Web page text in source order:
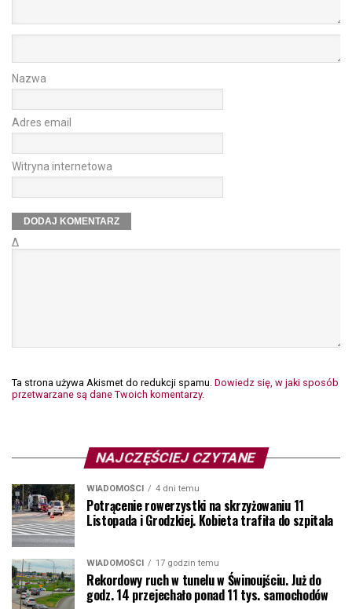
Nazwa
Adres email
Witryna internetowa
Δ
Ta strona używa Akismet do redukcji spamu. Dowiedz się, w jaki sposób
przetwarzane są dane Twoich komentarzy.
NAJCZĘŚCIEJ CZYTANE
WIADOMOŚCI 4 dni temu
Potrącenie rowerzystki na skrzyżowaniu 11
Listopada i Grodzkiej. Kobieta trafiła do szpitala
WIADOMOŚCI 17 godzin temu
Rekordowy ruch w tunelu w Świnoujściu. Już do
godz. 14 przejechało ponad 11 tys. samochodów